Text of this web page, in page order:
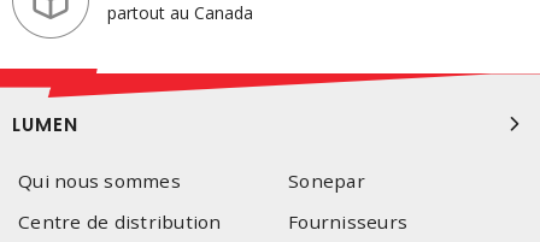
partout au Canada
LUMEN
Qui nous sommes
Sonepar
Centre de distribution
Fournisseurs